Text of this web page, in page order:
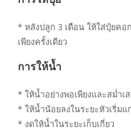
* หลังปลูก 3 เดือน ให้ใส่ปุ๋ยคอ
เพียงครั้งเดียว
การให้น้ำ
* ให้น้ำอย่างพอเพียงและสม่ำ
* ให้น้ำน้อยลงในระยะหัวเริ่มแ
* งดให้น้ำในระยะเก็บเกี่ยว